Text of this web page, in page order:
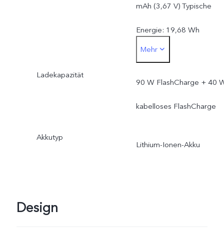
mAh (3,67 V) Typische
Energie: 19,68 Wh
Nennkapazität: 5255 mAh
(3,67 V) Nennenergie:
19,29 Wh
Mehr
Ladekapazität
90 W FlashCharge + 40
kabelloses FlashCharge
Akkutyp
Lithium-Ionen-Akku
Design